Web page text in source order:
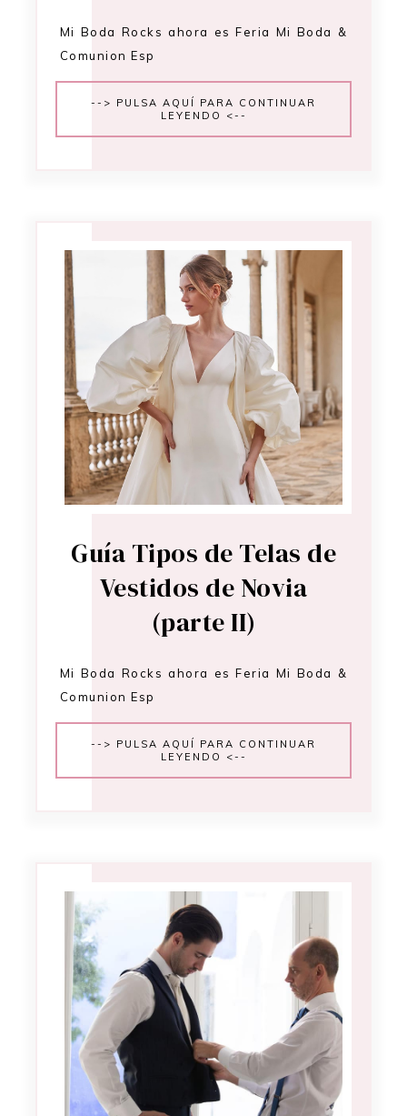
Mi Boda Rocks ahora es Feria Mi Boda &
Comunion Esp
--> PULSA AQUÍ PARA CONTINUAR
LEYENDO <--
Guía Tipos de Telas de
Vestidos de Novia
(parte II)
Mi Boda Rocks ahora es Feria Mi Boda &
Comunion Esp
--> PULSA AQUÍ PARA CONTINUAR
LEYENDO <--